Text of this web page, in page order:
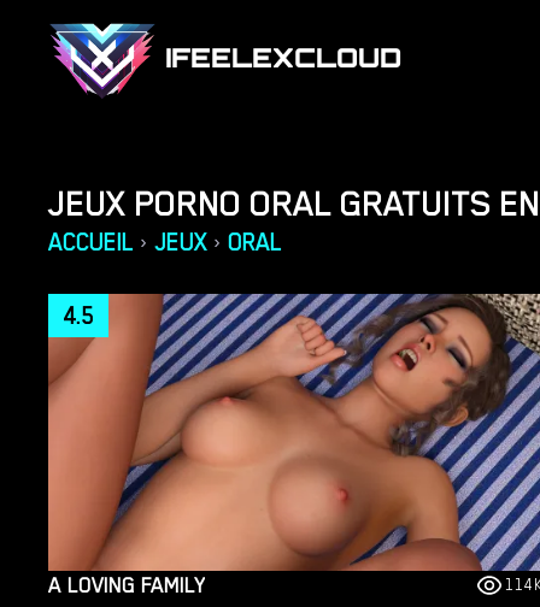
IFEELEXCLOUD
JEUX PORNO ORAL GRATUITS
ACCUEIL › JEUX › ORAL
A LOVING FAMILY
4.5